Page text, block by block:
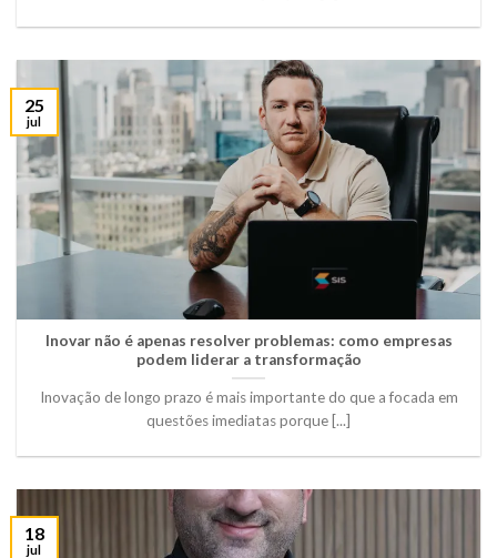
Inovar não é apenas resolver problemas: como empresas
podem liderar a transformação
Inovação de longo prazo é mais importante do que a focada em
questões imediatas porque [...]
25
jul
18
jul